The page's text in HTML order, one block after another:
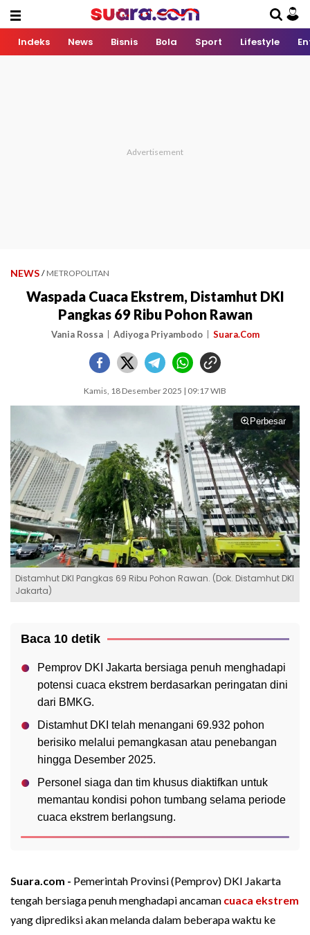
Indeks News Bisnis Bola Sport Lifestyle
NEWS / METROPOLITAN
Waspada Cuaca Ekstrem, Distamhut DKI
Pangkas 69 Ribu Pohon Rawan
Vania Rossa Adiyoga Priyambodo Suara.Com
Kamis, 18 Desember 2025 | 09:17 WIB
Perbesar
Distamhut DKI Pangkas 69 Ribu Pohon Rawan. (Dok. Distamhut DKI
Jakarta)
Baca 10 detik
Pemprov DKI Jakarta bersiaga penuh menghadapi
potensi cuaca ekstrem berdasarkan peringatan dini
dari BMKG.
Distamhut DKI telah menangani 69.932 pohon
berisiko melalui pemangkasan atau penebangan
hingga Desember 2025.
Personel siaga dan tim khusus diaktifkan untuk
memantau kondisi pohon tumbang selama periode
cuaca ekstrem berlangsung.
Suara.com - Pemerintah Provinsi (Pemprov) DKI Jakarta
tengah bersiaga penuh menghadapi ancaman cuaca ekstrem
yang diprediksi akan melanda dalam beberapa waktu ke